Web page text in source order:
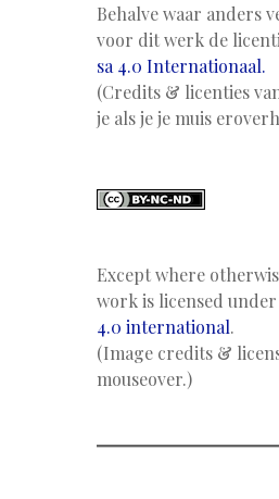
Behalve waar anders
voor dit werk de
sa 4.0 Internationaal.
(Credits & licenties
je als je je muis
Except where
work is licensed under
4.0 international.
(Image credits &
mouseover.)